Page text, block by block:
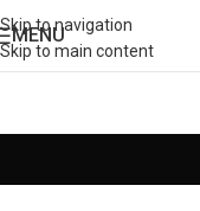
Skip to navigation
Skip to main content
MENU